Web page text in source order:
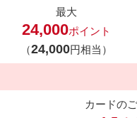
最大
24,000ポイント
（24,000円相当）
カードの